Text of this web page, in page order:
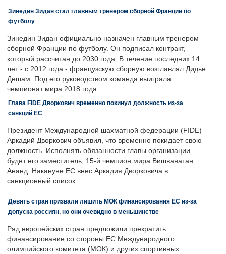
Зинедин Зидан стал главным тренером сборной Франции по
футболу
Зинедин Зидан официально назначен главным тренером
сборной Франции по футболу. Он подписал контракт,
который рассчитан до 2030 года. В течение последних 14
лет - с 2012 года - французскую сборную возглавлял Дидье
Дешам. Под его руководством команда выиграла
чемпионат мира 2018 года.
Глава FIDE Дворкович временно покинул должность из-за
санкций ЕС
Президент Международной шахматной федерации (FIDE)
Аркадий Дворкович объявил, что временно покидает свою
должность. Исполнять обязанности главы организации
будет его заместитель, 15-й чемпион мира Вишванатан
Ананд. Накануне ЕС внес Аркадия Дворковича в
санкционный список.
Девять стран призвали лишить МОК финансирования ЕС из-за
допуска россиян, но они очевидно в меньшинстве
Ряд европейских стран предложили прекратить
финансирование со стороны ЕС Международного
олимпийского комитета (МОК) и других спортивных